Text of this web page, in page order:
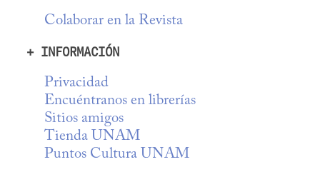
Colaborar en la Revista
+ INFORMACIÓN
Privacidad
Encuéntranos en librerías
Sitios amigos
Tienda UNAM
Puntos Cultura UNAM